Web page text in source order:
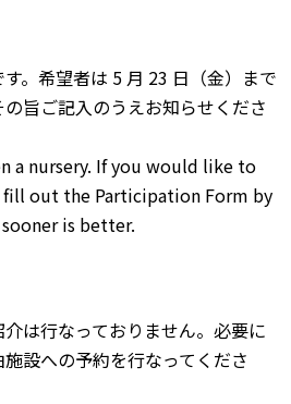
。希望者は 5 ⽉ 23 ⽇（⾦）まで
旨ご記⼊のうえお知らせくださ
a nursery. If you would like to
fill out the Participation Form by
is better.
は⾏なっておりません。必要に
設への予約を⾏なってくださ